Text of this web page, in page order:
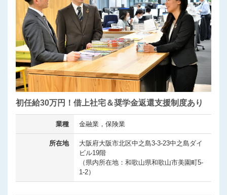
初任給30万円！借上社宅＆奨学金返還支援制度あり
業種 金融業，保険業
所在地
大阪府大阪市北区中之島3-3-23中之島ダイ
ビル19階
（県内所在地：和歌山県和歌山市美園町5-
1-2）